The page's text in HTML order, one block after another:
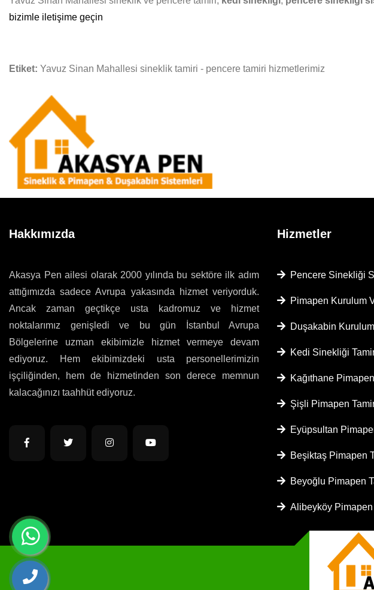
bizimle iletişime geçin
Etiket: Yavuz Sinan Mahallesi sineklik tamiri - pencere tamiri hizmetlerimiz
Hakkımızda
Akasya Pen ailesi olarak 2000 yılında bu sektöre ilk adım
attığımızda sadece Avrupa yakasında hizmet veriyorduk.
Ancak zaman geçtikçe usta kadromuz ve hizmet
noktalarımız genişledi ve bu gün İstanbul Avrupa
Bölgelerine uzman ekibimizle hizmet vermeye devam
ediyoruz. Hem ekibimizdeki usta personellerimizin
işçiliğinden, hem de hizmetinden son derece memnun
kalacağınızı taahhüt ediyoruz.
Hizmetler
Pencere Sinekliği
Pimapen Kurulum
Duşakabin
Kedi Sinekliği
Kağıthane
Şişli Pimapen
Eyüpsultan
Beşiktaş Pimapen
Beyoğlu Pimapen
Alibeyköy Pimapen